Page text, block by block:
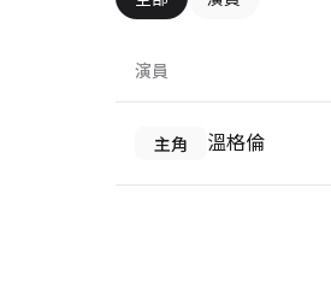
演員
主角 溫格倫